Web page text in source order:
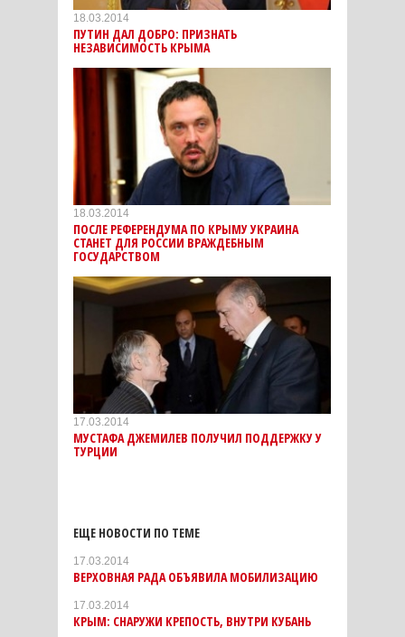
18.03.2014
ПУТИН ДАЛ ДОБРО: ПРИЗНАТЬ
НЕЗАВИСИМОСТЬ КРЫМА
18.03.2014
ПОСЛЕ РЕФЕРЕНДУМА ПО КРЫМУ УКРАИНА
СТАНЕТ ДЛЯ РОССИИ ВРАЖДЕБНЫМ
ГОСУДАРСТВОМ
17.03.2014
МУСТАФА ДЖЕМИЛЕВ ПОЛУЧИЛ ПОДДЕРЖКУ У
ТУРЦИИ
ЕЩЕ НОВОСТИ ПО ТЕМЕ
17.03.2014
ВЕРХОВНАЯ РАДА ОБЪЯВИЛА МОБИЛИЗАЦИЮ
17.03.2014
КРЫМ: СНАРУЖИ КРЕПОСТЬ, ВНУТРИ КУБАНЬ